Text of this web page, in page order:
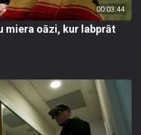
00:03:44
miera oāzi, kur labprāt